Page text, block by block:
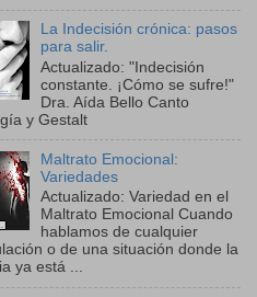
La Indecisión crónica: pasos
para salir.
Actualizado: "Indecisión
constante. ¡Cómo se sufre!"
Dra. Aída Bello Canto
y Gestalt
Maltrato Emocional:
Variedades
Actualizado: Variedad en el
Maltrato Emocional Cuando
hablamos de cualquier
o de una situación donde la
ya está ...